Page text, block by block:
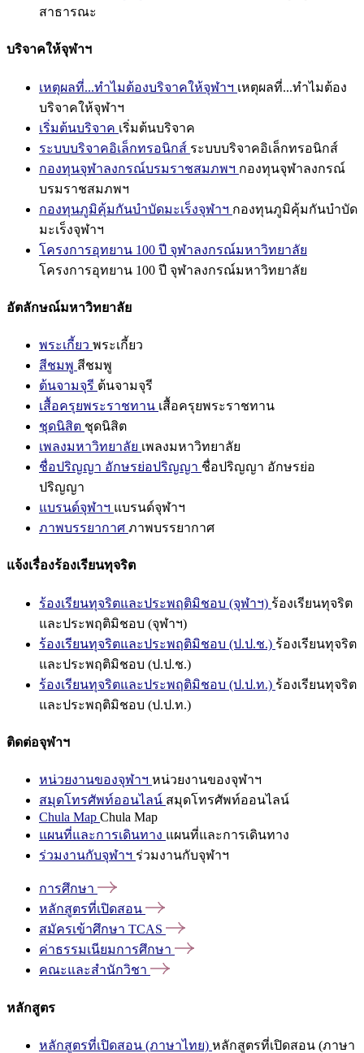
สาธารณะ
บริจาคให้จุฬาฯ
เหตุผลที่...ทำไมต้องบริจาคให้จุฬาฯ เหตุผลที่...ทำไมต้อง
บริจาคให้จุฬาฯ
เริ่มต้นบริจาค เริ่มต้นบริจาค
ระบบบริจาคอิเล็กทรอนิกส์ ระบบบริจาคอิเล็กทรอนิกส์
กองทุนจุฬาลงกรณ์บรมราชสมภพฯ กองทุนจุฬาลงกรณ์
บรมราชสมภพฯ
กองทุนภูมิคุ้มกันบำบัดมะเร็งจุฬาฯ กองทุนภูมิคุ้มกันบำบัด
มะเร็งจุฬาฯ
โครงการอุทยาน 100 ปี จุฬาลงกรณ์มหาวิทยาลัย
โครงการอุทยาน 100 ปี จุฬาลงกรณ์มหาวิทยาลัย
อัตลักษณ์มหาวิทยาลัย
พระเกี้ยว พระเกี้ยว
สีชมพู สีชมพู
ต้นจามจุรี ต้นจามจุรี
เสื้อครุยพระราชทาน เสื้อครุยพระราชทาน
ชุดนิสิต ชุดนิสิต
เพลงมหาวิทยาลัย เพลงมหาวิทยาลัย
ชื่อปริญญา อักษรย่อปริญญา ชื่อปริญญา อักษรย่อ
ปริญญา
แบรนด์จุฬาฯ แบรนด์จุฬาฯ
ภาพบรรยากาศ ภาพบรรยากาศ
แจ้งเรื่องร้องเรียนทุจริต
ร้องเรียนทุจริตและประพฤติมิชอบ (จุฬาฯ) ร้องเรียนทุจริต
และประพฤติมิชอบ (จุฬาฯ)
ร้องเรียนทุจริตและประพฤติมิชอบ (ป.ป.ช.) ร้องเรียนทุจริต
และประพฤติมิชอบ (ป.ป.ช.)
ร้องเรียนทุจริตและประพฤติมิชอบ (ป.ป.ท.) ร้องเรียนทุจริต
และประพฤติมิชอบ (ป.ป.ท.)
ติดต่อจุฬาฯ
หน่วยงานของจุฬาฯ หน่วยงานของจุฬาฯ
สมุดโทรศัพท์ออนไลน์ สมุดโทรศัพท์ออนไลน์
Chula Map Chula Map
แผนที่และการเดินทาง แผนที่และการเดินทาง
ร่วมงานกับจุฬาฯ ร่วมงานกับจุฬาฯ
การศึกษา
หลักสูตรที่เปิดสอน
สมัครเข้าศึกษา TCAS
ค่าธรรมเนียมการศึกษา
คณะและสำนักวิชา
หลักสูตร
หลักสูตรที่เปิดสอน (ภาษาไทย) หลักสูตรที่เปิดสอน (ภาษา